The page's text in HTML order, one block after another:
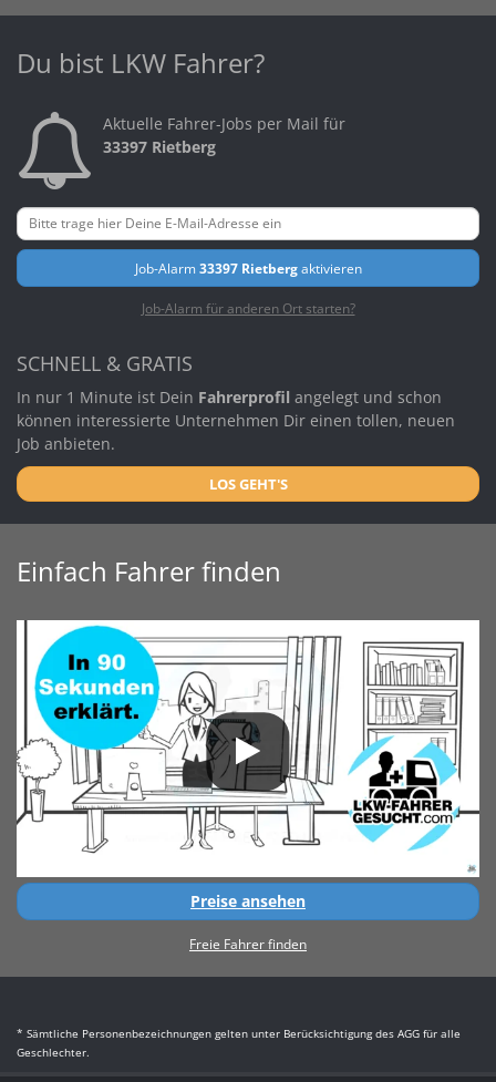
Du bist LKW Fahrer?
Aktuelle Fahrer-Jobs per Mail für
33397 Rietberg
Job-Alarm33397 Rietbergaktivieren
Job-Alarm für anderen Ort starten?
SCHNELL & GRATIS
In nur 1 Minute ist Dein Fahrerprofil angelegt und schon
können interessierte Unternehmen Dir einen tollen, neuen
Job anbieten.
LOS GEHT'S
Einfach Fahrer finden
Preise ansehen
Freie Fahrer finden
* Sämtliche Personenbezeichnungen gelten unter Berücksichtigung des AGG für alle
Geschlechter.